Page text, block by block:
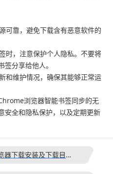
可靠，避免下载含有恶意软件的
时，注意保护个人隐私。不要将
分享给他人。
和维护情况，确保其能够正常运
浏览器智能书签同步的无
安全和隐私保护，以及定期更新
Chrome浏览器下载安装及下载目录修改方法